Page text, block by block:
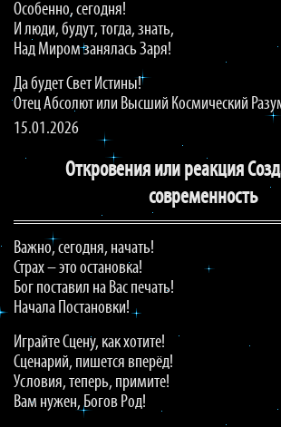
Особенно, сегодня!
И люди, будут, тогда, знать,
Над Миром занялась Заря!
Да будет Свет Истины!
Отец Абсолют или Высший Космический
15.01.2026
Откровения или реакция
современность
Важно, сегодня, начать!
Страх – это остановка!
Бог поставил на Вас печать!
Начала Постановки!
Играйте Сцену, как хотите!
Сценарий, пишется вперёд!
Условия, теперь, примите!
Вам нужен, Богов Род!